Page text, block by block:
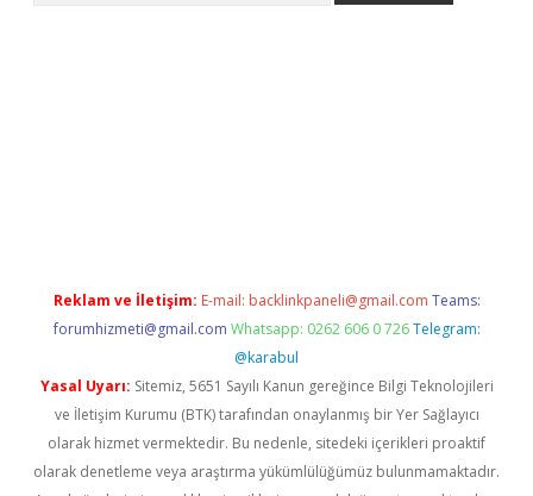
Reklam ve İletişim: E-mail: backlinkpaneli@gmail.com Teams:
forumhizmeti@gmail.com Whatsapp: 0262 606 0 726 Telegram:
@karabul
Yasal Uyarı: Sitemiz, 5651 Sayılı Kanun gereğince Bilgi Teknolojileri
ve İletişim Kurumu (BTK) tarafından onaylanmış bir Yer Sağlayıcı
olarak hizmet vermektedir. Bu nedenle, sitedeki içerikleri proaktif
olarak denetleme veya araştırma yükümlülüğümüz bulunmamaktadır.